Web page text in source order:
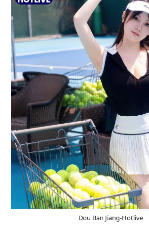
Dou Ban Jiang-Hotlive